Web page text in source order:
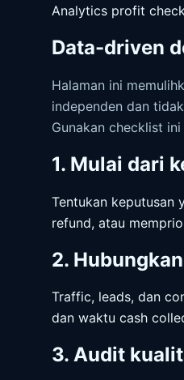
Analytics profit
Data-driven
Halaman ini
independen dan
Gunakan checklist
1. Mulai dari
Tentukan keputusan
refund, atau
2.
Traffic, leads, dan
dan waktu cash
3. Audit